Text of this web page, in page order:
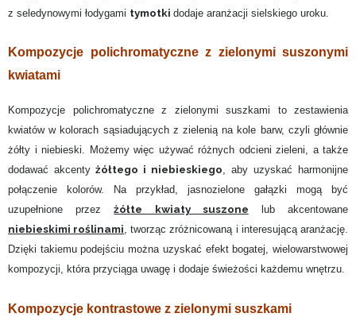
z seledynowymi łodygami tymotki dodaje aranżacji sielskiego uroku.
Kompozycje polichromatyczne z zielonymi suszonymi
kwiatami
Kompozycje polichromatyczne z zielonymi suszkami to zestawienia
kwiatów w kolorach sąsiadujących z zielenią na kole barw, czyli głównie
żółty i niebieski. Możemy więc używać różnych odcieni zieleni, a także
dodawać akcenty żółtego i niebieskiego, aby uzyskać harmonijne
połączenie kolorów. Na przykład, jasnozielone gałązki mogą być
uzupełnione przezżółte kwiaty suszone lub akcentowane
niebieskimi roślinami, tworząc zróżnicowaną i interesującą aranżację.
Dzięki takiemu podejściu można uzyskać efekt bogatej, wielowarstwowej
kompozycji, która przyciąga uwagę i dodaje świeżości każdemu wnętrzu.
Kompozycje kontrastowe z zielonymi suszkami